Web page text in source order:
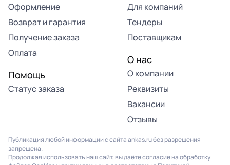
Оформление
Возврат и гарантия
Получение заказа
Оплата
Помощь
Статус заказа
Для компаний
Тендеры
Поставщикам
О нас
О компании
Реквизиты
Вакансии
Отзывы
Публикация любой информации с сайта ankas.ru без разрешения
запрещена.
Продолжая использовать наш сайт, вы даёте согласие на обработку